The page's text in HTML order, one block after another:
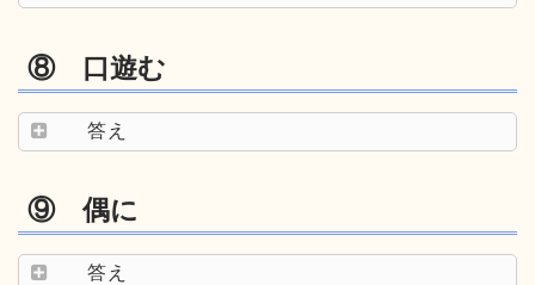
⑧ 口遊む
答え
⑨ 偶に
答え